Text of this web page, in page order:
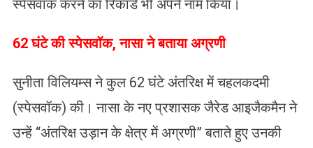
स्पेसवॉक करने का रिकॉर्ड भी अपने नाम किया।
62 घंटे की स्पेसवॉक, नासा ने बताया अग्रणी
सुनीता विलियम्स ने कुल 62 घंटे अंतरिक्ष में चहलकदमी
(स्पेसवॉक) की। नासा के नए प्रशासक जैरेड आइजैकमैन ने
उन्हें “अंतरिक्ष उड़ान के क्षेत्र में अग्रणी” बताते हुए उनकी